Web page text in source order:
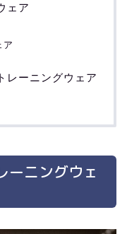
ェア
ア
レーニングウェア
ーニングウェ